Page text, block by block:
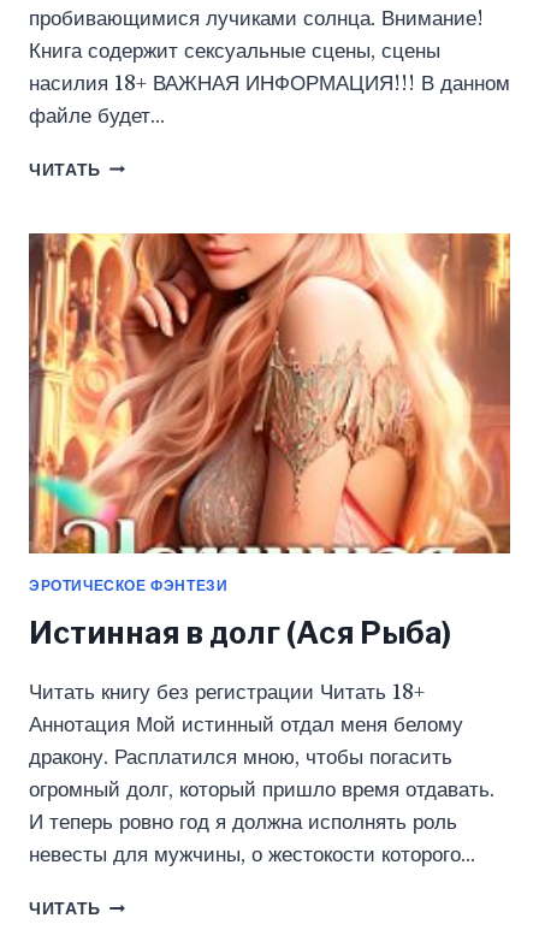
пробивающимися лучиками солнца. Внимание!
Книга содержит сексуальные сцены, сцены
насилия 18+ ВАЖНАЯ ИНФОРМАЦИЯ!!! В данном
файле будет…
ЧИТАТЬ СТРАЖ
СТРАЖ
НАШИХ
СЕРДЕЦ…
(МАРИНА
КИСТЯЕВА)
ЭРОТИЧЕСКОЕ ФЭНТЕЗИ
Истинная в долг (Ася Рыба)
Читать книгу без регистрации Читать 18+
Аннотация Мой истинный отдал меня белому
дракону. Расплатился мною, чтобы погасить
огромный долг, который пришло время отдавать.
И теперь ровно год я должна исполнять роль
невесты для мужчины, о жестокости которого…
ЧИТАТЬ ИСТИННАЯ